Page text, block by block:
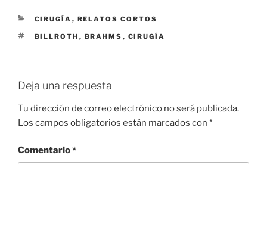
CATEGORÍAS
CIRUGÍA , RELATOS CORTOS
ETIQUETAS
BILLROTH , BRAHMS , CIRUGÍA
Deja una respuesta
Tu dirección de correo electrónico no será publicada.
Los campos obligatorios están marcados con *
Comentario*